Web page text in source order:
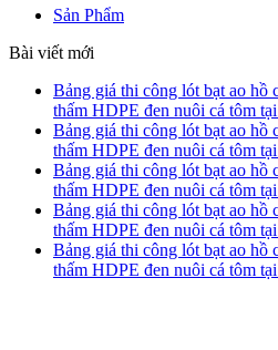
Sản Phẩm
Bài viết mới
Bảng giá thi công lót bạt ao hồ
thấm HDPE đen nuôi cá tôm
Bảng giá thi công lót bạt ao hồ
thấm HDPE đen nuôi cá tôm
Bảng giá thi công lót bạt ao hồ
thấm HDPE đen nuôi cá tôm
Bảng giá thi công lót bạt ao hồ
thấm HDPE đen nuôi cá tôm
Bảng giá thi công lót bạt ao hồ
thấm HDPE đen nuôi cá tôm